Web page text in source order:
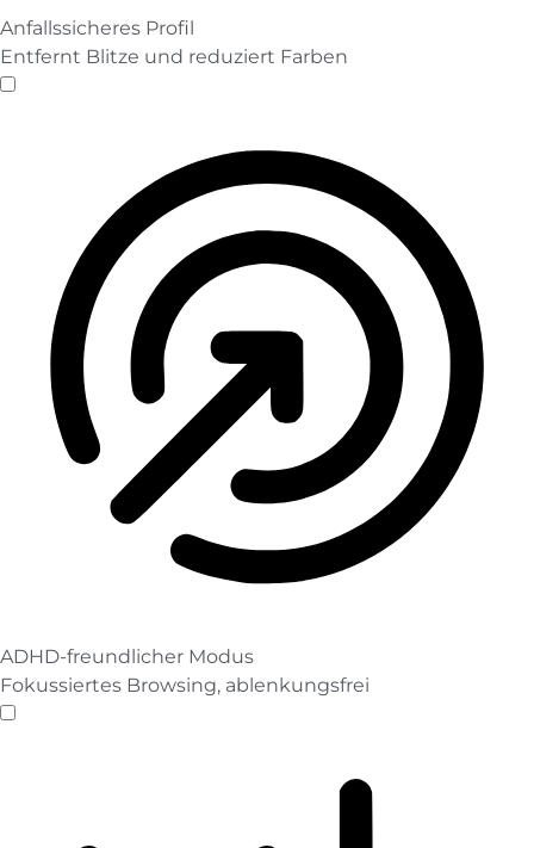
Anfallssicheres Profil
Entfernt Blitze und reduziert Farben
Anfallssicheres Profil
ADHD-freundlicher Modus
Fokussiertes Browsing, ablenkungsfrei
ADHD-freundlicher Modus